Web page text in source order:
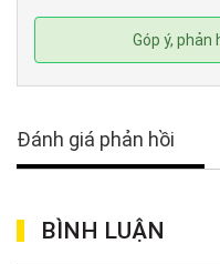
Góp ý,
Đánh giá phản hồi
BÌNH LUẬN